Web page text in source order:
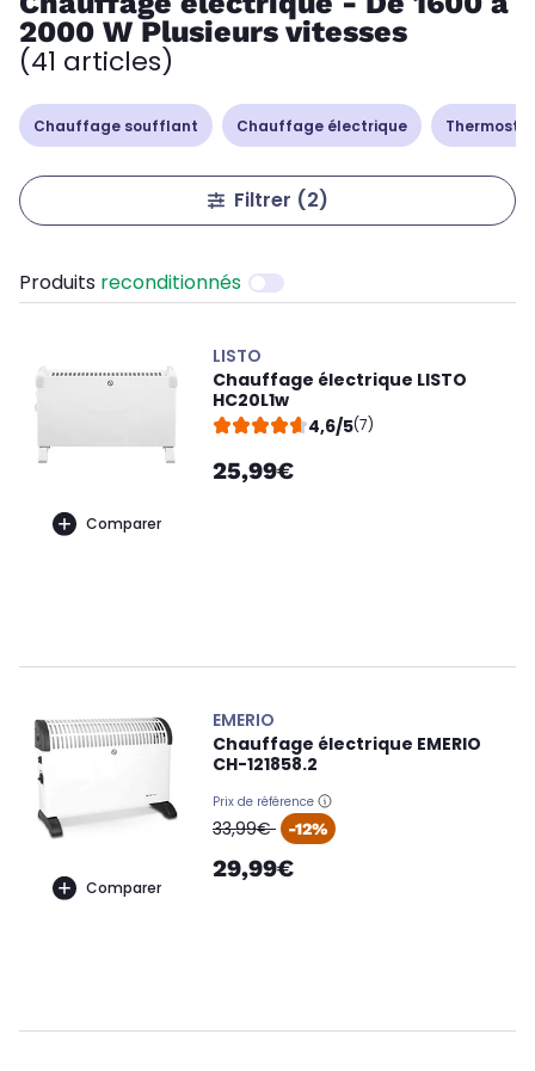
2000 W Plusieurs vitesses
(41 articles)
Chauffage soufflant Chauffage électrique
Filtrer (2)
Produits reconditionnés
Comparer
LISTO
Chauffage électrique LISTO
HC20L1w
4,6/5(7)
25,99€
Comparer
EMERIO
Chauffage électrique EMERIO
CH-121858.2
Prix de référence
oldPrice
33,99€ -12%
29,99€